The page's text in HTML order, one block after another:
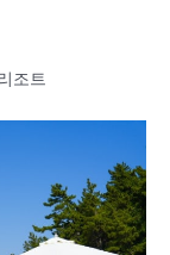
조트